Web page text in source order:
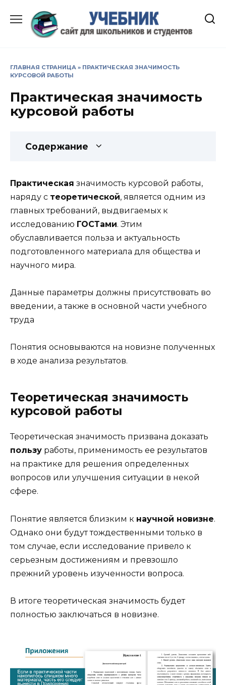
содержанию
ГЛАВНАЯ СТРАНИЦА » ПРАКТИЧЕСКАЯ ЗНАЧИМОСТЬ
КУРСОВОЙ РАБОТЫ
Практическая значимость
курсовой работы
Содержание
Практическая значимость курсовой работы,
наряду с теоретической, является одним из
главных требований, выдвигаемых к
исследованию ГОСТами. Этим
обуславливается польза и актуальность
подготовленного материала для общества и
научного мира.
Данные параметры должны присутствовать во
введении, а также в основной части учебного
труда
Понятия основываются на новизне полученных
в ходе анализа результатов.
Теоретическая значимость
курсовой работы
Теоретическая значимость призвана доказать
пользу работы, применимость ее результатов
на практике для решения определенных
вопросов или улучшения ситуации в некой
сфере.
Понятие является близким к научной новизне.
Однако они будут тождественными только в
том случае, если исследование привело к
серьезным достижениям и превзошло
прежний уровень изученности вопроса.
В итоге теоретическая значимость будет
полностью заключаться в новизне.